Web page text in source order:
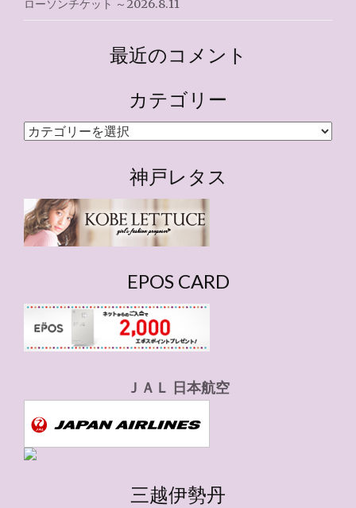
ローソンチケット ～2026.8.11
最近のコメント
カテゴリー
カ
ー
神戸レタス
EPOS CARD
ＪＡＬ 日本航空
三越伊勢丹